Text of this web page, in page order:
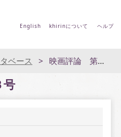
English khirinについて ヘルプ
ベース 映画評論 第４巻 ３号
号